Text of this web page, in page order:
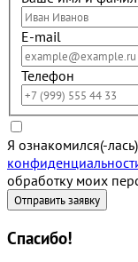
E-mail
Телефон
Я ознакомился(-
обработку моих
Спасибо!